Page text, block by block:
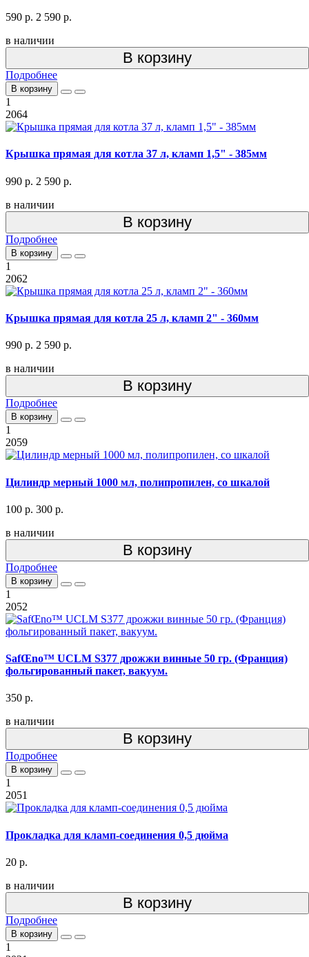
590 р. 2 590 р.
в наличии
В корзину
Подробнее
В корзину
1
2064
Крышка прямая для котла 37 л, кламп 1,5" - 385мм
990 р. 2 590 р.
в наличии
В корзину
Подробнее
В корзину
1
2062
Крышка прямая для котла 25 л, кламп 2" - 360мм
990 р. 2 590 р.
в наличии
В корзину
Подробнее
В корзину
1
2059
Цилиндр мерный 1000 мл, полипропилен, со шкалой
100 р. 300 р.
в наличии
В корзину
Подробнее
В корзину
1
2052
SafŒno™ UCLM S377 дрожжи винные 50 гр. (Франция)
фольгированный пакет, вакуум.
350 р.
в наличии
В корзину
Подробнее
В корзину
1
2051
Прокладка для кламп-соединения 0,5 дюйма
20 р.
в наличии
В корзину
Подробнее
В корзину
1